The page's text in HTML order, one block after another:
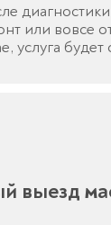
или вовсе
услуга будет
выезд
Оставьте